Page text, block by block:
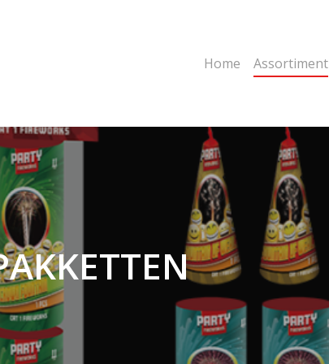
Home Assortiment